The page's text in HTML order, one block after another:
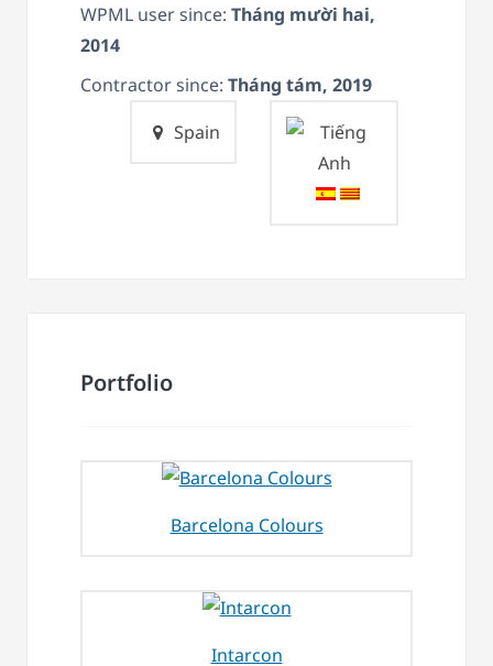
WPML user since: Tháng mười hai,
2014
Contractor since: Tháng tám, 2019
Spain
Portfolio
Barcelona Colours
Intarcon